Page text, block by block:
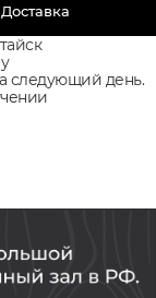
Доставка
следующий день.